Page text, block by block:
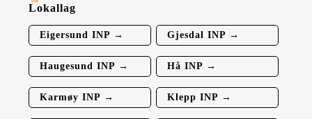
Lokallag
Eigersund INP → Gjesdal INP →
Haugesund INP → Hå INP →
Karmøy INP → Klepp INP →